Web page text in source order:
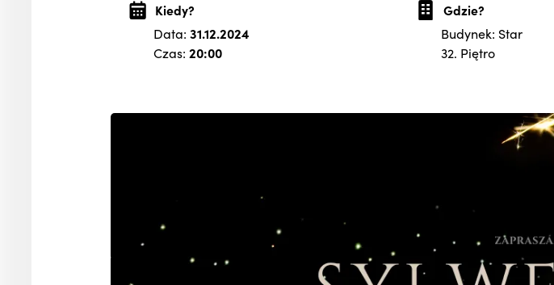
Kiedy?
Data: 31.12.2024
Czas: 20:00
Gdzie?
Budynek: Star
32. Piętro